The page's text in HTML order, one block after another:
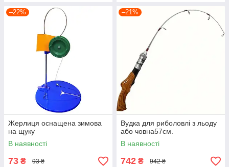
–22%
Жерлиця оснащена зимова
на щуку
В наявності
73 ₴ 93 ₴
–21%
Вудка для риболовлі з льоду
або човна57см.
В наявності
742 ₴ 942 ₴